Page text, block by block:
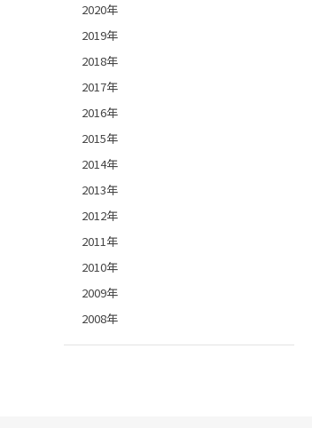
2020年
2019年
2018年
2017年
2016年
2015年
2014年
2013年
2012年
2011年
2010年
2009年
2008年